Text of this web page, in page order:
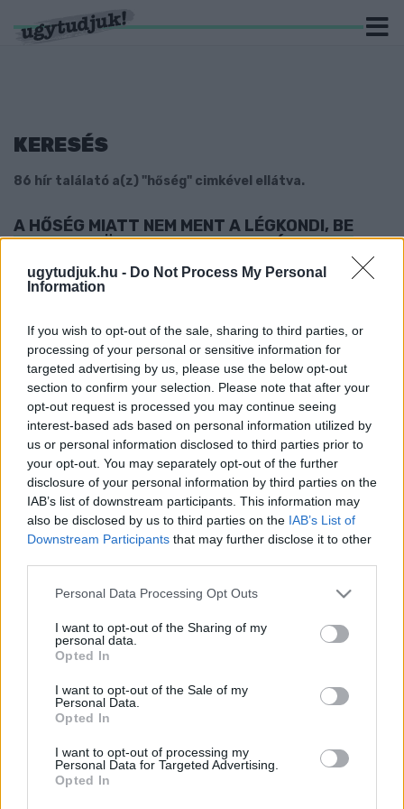
ugytudjuk.hu - Do Not Process My Personal
Information
If you wish to opt-out of the sale, sharing to third parties, or
processing of your personal or sensitive information for
targeted advertising by us, please use the below opt-out
section to confirm your selection. Please note that after your
opt-out request is processed you may continue seeing
interest-based ads based on personal information utilized by
us or personal information disclosed to third parties prior to
your opt-out. You may separately opt-out of the further
disclosure of your personal information by third parties on the
IAB’s list of downstream participants. This information may
also be disclosed by us to third parties on the IAB’s List of
Downstream Participants that may further disclose it to other
Please note that this website/app uses one or more Google
not limited to your visit or usage behaviour. You may click to
grant or deny consent to Google and its third-party tags to
use your data for below specified purposes in below Google
consent section.
Personal Data Processing Opt Outs
I want to opt-out of the Sharing of my
personal data.
Opted In
I want to opt-out of the Sale of my
Personal Data.
Opted In
I want to opt-out of processing my
Personal Data for Targeted Advertising.
Opted In
KERESÉS
86 hír találató a(z) "hőség" cimkével ellátva.
A HŐSÉG MIATT NEM MENT A LÉGKONDI, BE
KELLETT TÖRNI A VONAT ABLAKÁT A
KELETIBEN
2022. július. 01. 16:00
HÉTFŐ ESTIG MARAD A HŐSÉGRIADÓ
2022. július. 01. 07:59
Még éjjel is izzadni fogunk.
A METEOROLÓGIAI SZOLGÁLAT ARRA
FIGYELMEZETET, HOGY A GYENGE
HIDEGFRONT NE TÉVESSZEN MEG SENKIT,
FOKOZÓDIK A KÁNIKULA
2022. június. 28. 09:53
A hőség mellett további zivatarokra kell készülni.
FOKOZÓDÓ KÁNIKULÁRA FIGYELMEZTET A
METEOROLÓGIAI SZOLGÁLAT
Győr-Moson-Sopron és Vas megyére zivatarveszély miatt is
MINDENKI IS A SZOMBATHELYI TÓFÜRDŐN
KERESI A FELFRISSÜLÉST A HŐSÉGBEN
Az utcán áll a sor.
HŐSÉG: ÉLETBE LÉPETT A HARMADFOKÚ
2022. június. 27. 06:24
Akár 40 fok is lehet a hőmérséklet, árnyékban.